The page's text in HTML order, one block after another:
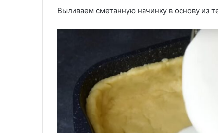
Выливаем сметанную начинку в основу из